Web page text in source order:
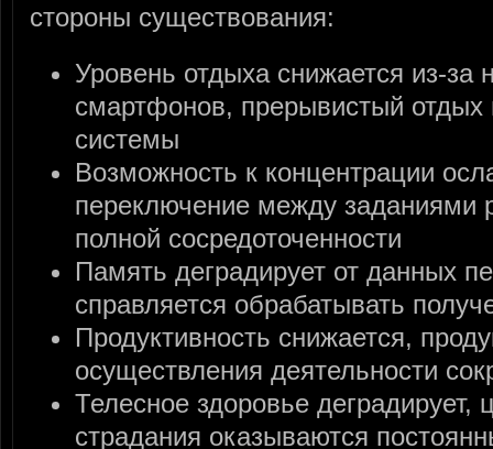
стороны существования:
Уровень отдыха снижается из-за
смартфонов, прерывистый отдых
системы
Возможность к концентрации
переключение между заданиями
полной сосредоточенности
Память деградирует от данных
справляется обрабатывать
Продуктивность снижается,
осуществления деятельности
Телесное здоровье деградирует,
страдания оказываются